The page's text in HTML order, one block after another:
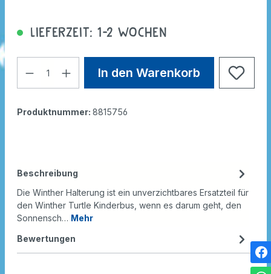
Lieferzeit: 1-2 Wochen
In den Warenkorb
Produktnummer: 8815756
Beschreibung
Die Winther Halterung ist ein unverzichtbares Ersatzteil für
den Winther Turtle Kinderbus, wenn es darum geht, den
Sonnensch… Mehr
Bewertungen